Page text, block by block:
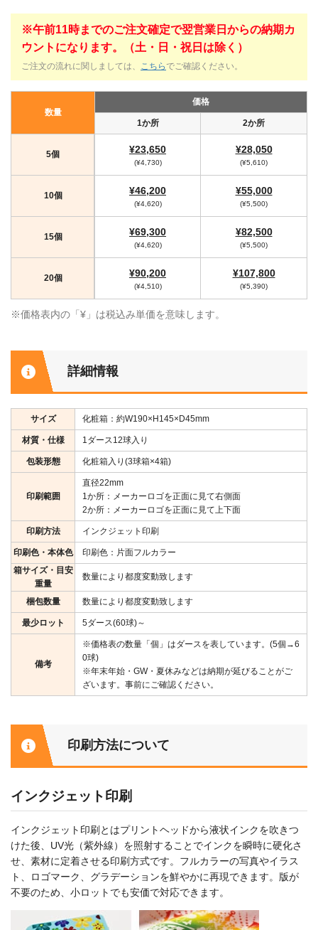
※午前11時までのご注文確定で翌営業日からの納期カ
ウントになります。（土・日・祝日は除く）
ご注文の流れに関しましては、 こちら でご確認ください。
数量
価格
1か所 2か所
5個 ¥23,650
(¥4,730)
¥28,050
(¥5,610)
10個 ¥46,200
(¥4,620)
¥55,000
(¥5,500)
15個 ¥69,300
(¥4,620)
¥82,500
(¥5,500)
20個 ¥90,200
(¥4,510)
¥107,800
(¥5,390)
※価格表内の「¥」は税込み単価を意味します。
詳細情報
サイズ 化粧箱：約W190×H145×D45mm
材質・仕様 1ダース12球入り
包装形態 化粧箱入り(3球箱×4箱)
印刷範囲
直径22mm
1か所：メーカーロゴを正面に見て右側面
2か所：メーカーロゴを正面に見て上下面
印刷方法 インクジェット印刷
印刷色・本体色
印刷色：片面フルカラー
箱サイズ・目安
重量
数量により都度変動致します
梱包数量 数量により都度変動致します
最少ロット 5ダース(60球)～
備考
※価格表の数量「個」はダースを表しています。(5個→6
0球)
※年末年始・GW・夏休みなどは納期が延びることがご
ざいます。事前にご確認ください。
印刷方法について
インクジェット印刷
インクジェット印刷とはプリントヘッドから液状インクを吹きつ
けた後、UV光（紫外線）を照射することでインクを瞬時に硬化さ
せ、素材に定着させる印刷方式です。フルカラーの写真やイラス
ト、ロゴマーク、グラデーションを鮮やかに再現できます。版が
不要のため、小ロットでも安価で対応できます。